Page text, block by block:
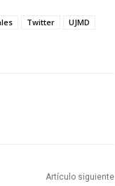
Twitter
UJMD
Artículo siguiente